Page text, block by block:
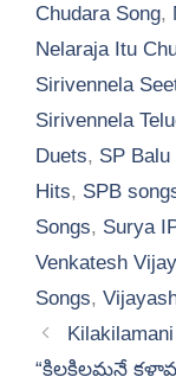
Chudara Song,
Nelaraja Itu
Sirivennela
Sirivennela
Duets, SP Balu
Hits, SPB
Songs, Surya
Venkatesh
Songs,
“కిలకిలమనే